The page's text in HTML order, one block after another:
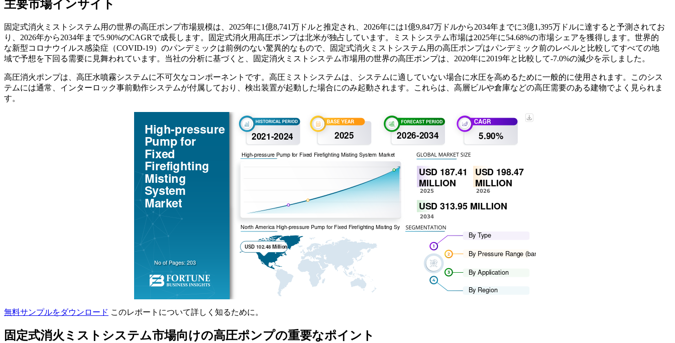
主要市場インサイト
固定式消火ミストシステム用の世界の高圧ポンプ市場規模は、2025年に1億8,741万ドルと推定され、2026年には1億9,847万ドルから2034年までに3億1,395万ドルに達すると予測されてお
り、2026年から2034年まで5.90%のCAGRで成長します。固定式消火用高圧ポンプは北米が独占しています。ミストシステム市場は2025年に54.68%の市場シェアを獲得します。世界的
な新型コロナウイルス感染症（COVID-19）のパンデミックは前例のない驚異的なもので、固定式消火ミストシステム用の高圧ポンプはパンデミック前のレベルと比較してすべての地
域で予想を下回る需要に見舞われています。当社の分析に基づくと、固定消火ミストシステム市場用の世界の高圧ポンプは、2020年に2019年と比較して-7.0%の減少を示しました。
高圧消火ポンプは、高圧水噴霧システムに不可欠なコンポーネントです。高圧ミストシステムは、システムに適していない場合に水圧を高めるために一般的に使用されます。このシス
テムには通常、インターロック事前動作システムが付属しており、検出装置が起動した場合にのみ起動されます。これらは、高層ビルや倉庫などの高圧需要のある建物でよく見られま
す。
無料サンプルをダウンロード このレポートについて詳しく知るために。
固定式消火ミストシステム市場向けの高圧ポンプの重要なポイント